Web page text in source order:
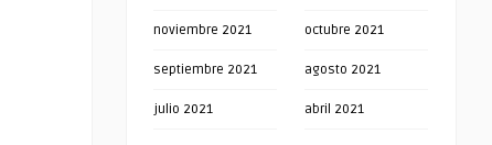
noviembre 2021 octubre 2021
septiembre 2021 agosto 2021
julio 2021 abril 2021